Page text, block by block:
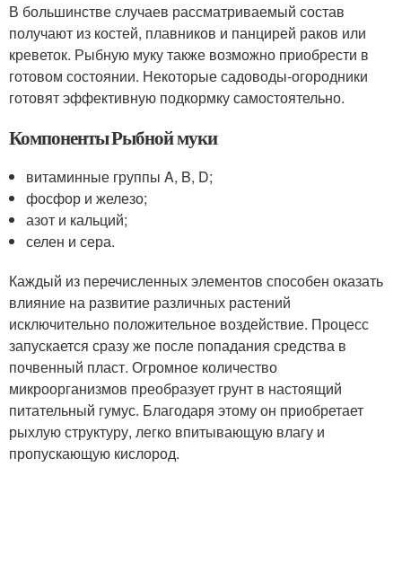
В большинстве случаев рассматриваемый состав
получают из костей, плавников и панцирей раков или
креветок. Рыбную муку также возможно приобрести в
готовом состоянии. Некоторые садоводы-огородники
готовят эффективную подкормку самостоятельно.
Компоненты Рыбной муки
витаминные группы A, B, D;
фосфор и железо;
азот и кальций;
селен и сера.
Каждый из перечисленных элементов способен оказать
влияние на развитие различных растений
исключительно положительное воздействие. Процесс
запускается сразу же после попадания средства в
почвенный пласт. Огромное количество
микроорганизмов преобразует грунт в настоящий
питательный гумус. Благодаря этому он приобретает
рыхлую структуру, легко впитывающую влагу и
пропускающую кислород.